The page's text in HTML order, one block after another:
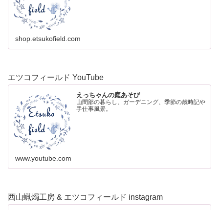
shop.etsukofield.com
エツコフィールド YouTube
えっちゃんの庭あそび
山間部の暮らし、ガーデニング、季節の歳時記や
手仕事風景。
www.youtube.com
西山蝋燭工房 & エツコフィールド instagram